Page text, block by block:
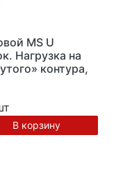
MS U
Нагрузка на
контура,
Нагрузка на
В корзину